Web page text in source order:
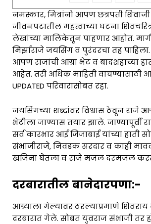
नमस्कार, मित्रांनो आपण छत्रपती
जीवनपटातील महत्वाच्या घटना
लेखांच्या मालिकेतून पाहणार आहोत.
मिर्झाराजे जयसिंग व पुरंदरचा तह
आपण राजांची आग्रा भेट व बादशहाच्या
आहेत. तरी अधिक माहिती वाचण्यासाठी
UPDATED परिवारासोबत रहा.
जयसिंगच्या शब्दांवर विश्वास ठेवून राजे
भेटीला जाण्यास तयार झाले. जाण्यापूर्वी
सर्व कारभार आई जिजाबाई यांच्या हाती
संभाजीराजे, निवडक सरदार व काही
खजिना घेतला व राजे मजल दरमजल करत
दरबारातील बानेदारपणा:-
आग्र्याला गेल्यावर ठरल्याप्रमाणे शिवराय
दरबारात गेले. सोबत युवराज संभाजी तर